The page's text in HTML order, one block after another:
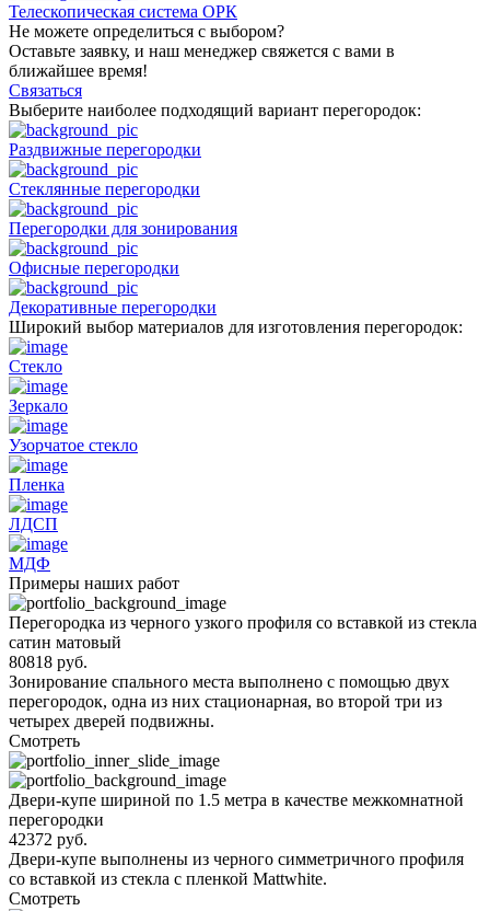
Телескопическая система ОРК
Не можете определиться с выбором?
Оставьте заявку, и наш менеджер свяжется с вами в
ближайшее время!
Связаться
Выберите наиболее подходящий вариант перегородок:
Раздвижные перегородки
Стеклянные перегородки
Перегородки для зонирования
Офисные перегородки
Декоративные перегородки
Широкий выбор материалов для изготовления перегородок:
Стекло
Зеркало
Узорчатое стекло
Пленка
ЛДСП
МДФ
Примеры наших работ
Перегородка из черного узкого профиля со вставкой из стекла
сатин матовый
80818 руб.
Зонирование спального места выполнено с помощью двух
перегородок, одна из них стационарная, во второй три из
четырех дверей подвижны.
Смотреть
Двери-купе шириной по 1.5 метра в качестве межкомнатной
перегородки
42372 руб.
Двери-купе выполнены из черного симметричного профиля
со вставкой из стекла с пленкой Mattwhite.
Смотреть